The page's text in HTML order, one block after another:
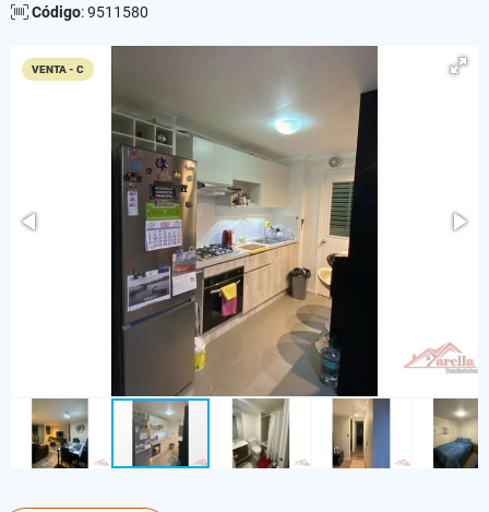
Código: 9511580
VENTA - C